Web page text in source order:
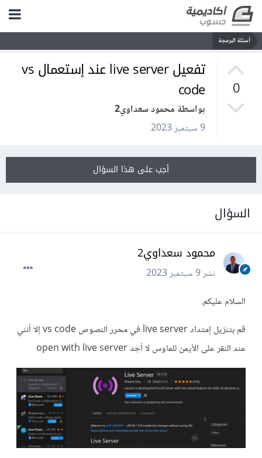
أسئلة البرمجة
0
تفعيل live server عند إستعمال vs
code
بواسطة محمود سعداوي2
9 سبتمبر 2023
أجب على هذا السؤال
السؤال
محمود سعداوي2
نشر9 سبتمبر 2023
السلام عليكم.
قم بتنزيل إمتداد live server في محرر النصوص vs code إلا أنني
عند النقر على الأيمن للماوس لا أجد open with live server